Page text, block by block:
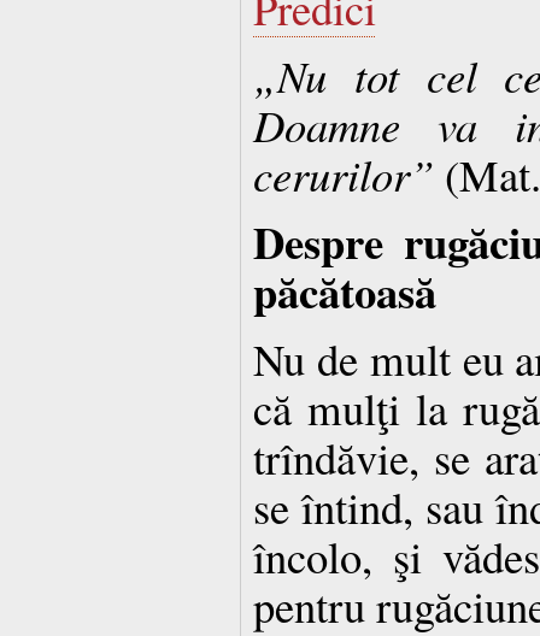
„Nu tot cel
Doamne va
cerurilor”
Despre
păcătoasă
Nu de mult eu
că mulţi la
trîndăvie, se
se întind, sau
încolo, şi
pentru